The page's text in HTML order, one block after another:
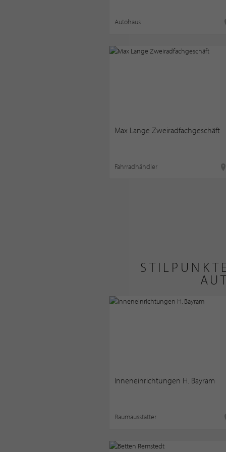
Autohaus
Max Lange Zweiradfachgeschäft
Fahrradhändler
Inneneinrichtungen H. Bayram
Raumausstatter